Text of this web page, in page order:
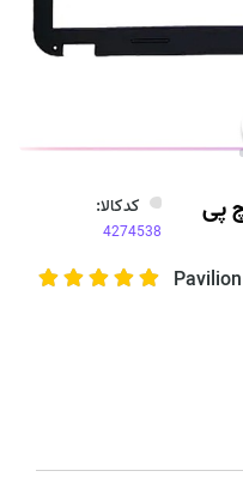
پی
قاب جلو ال سی دی لپ تاپ اچ پی Pavilion
کدکالا: